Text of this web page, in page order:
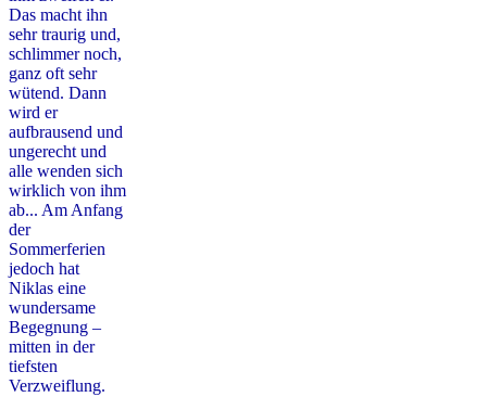
Das macht ihn
sehr traurig und,
schlimmer noch,
ganz oft sehr
wütend. Dann
wird er
aufbrausend und
ungerecht und
alle wenden sich
wirklich von ihm
ab... Am Anfang
der
Sommerferien
jedoch hat
Niklas eine
wundersame
Begegnung –
mitten in der
tiefsten
Verzweiflung.